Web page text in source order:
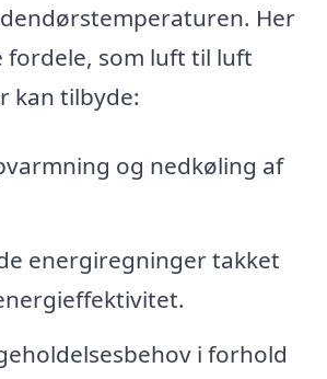
Her
fordele, som luft til luft
kan tilbyde:
og nedkøling af
energiregninger takket
i forhold